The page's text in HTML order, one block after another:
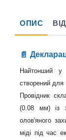
ОПИС
Найтонший у
створений для
Провідник
(0.08 мм) із
олов'яного
міді під час